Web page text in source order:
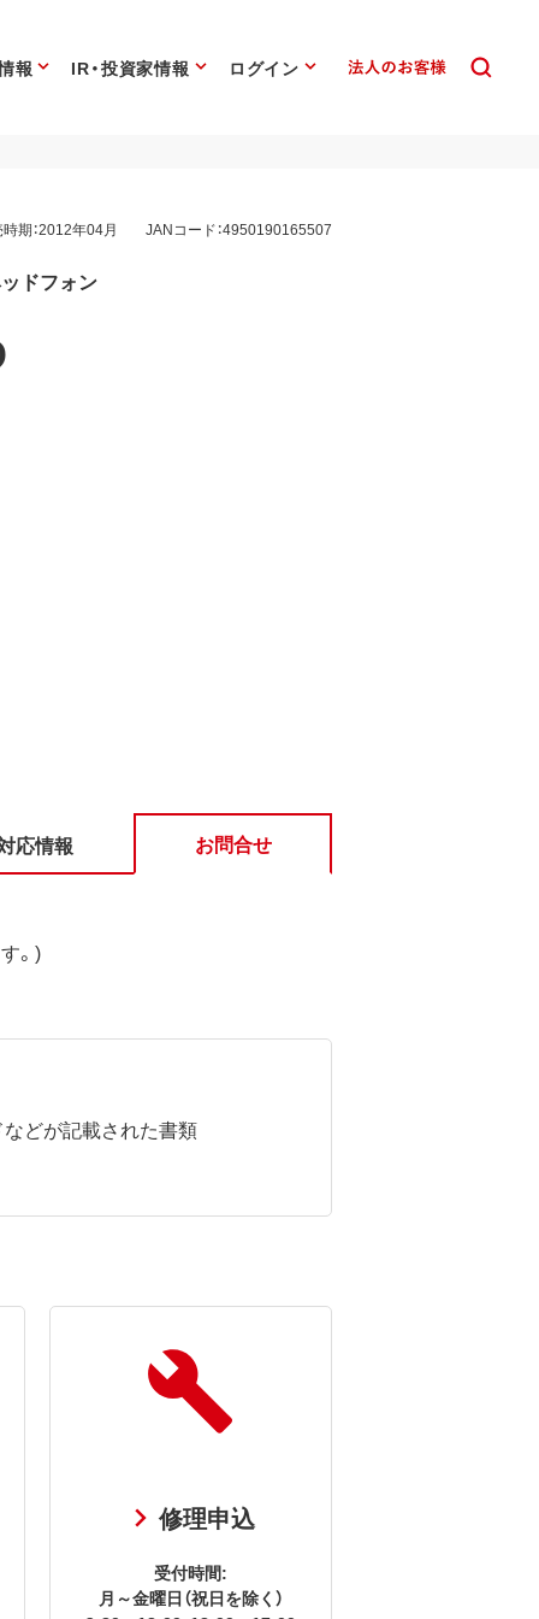
報 IR・投資家情報 ログイン
期：2012年04月 JANコード：4950190165507
ドフォン
応情報 お問合せ
。)
どが記載された書類
修理申込
受付時間:
月～金曜日（祝日を除く）